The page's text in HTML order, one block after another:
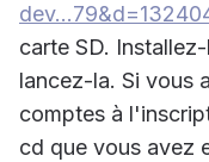
carte SD.
lancez-la. Si vous
comptes à
cd que vous avez